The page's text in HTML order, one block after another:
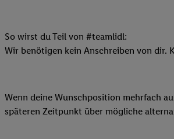
So wirst du Teil von #teamlidl:
Wir benötigen kein Anschreiben von dir.
Wenn deine Wunschposition mehrfach
späteren Zeitpunkt über mögliche